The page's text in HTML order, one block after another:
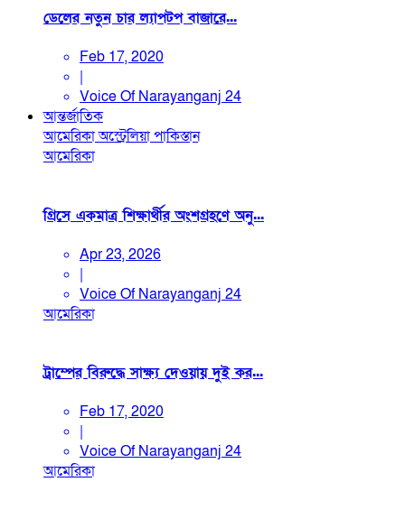
ডেলের নতুন চার ল্যাপটপ বাজারে...
Feb 17, 2020
|
Voice Of Narayanganj 24
আন্তর্জাতিক
আমেরিকাঅস্ট্রেলিয়াপাকিস্তান
আমেরিকা
গ্রিসে একমাত্র শিক্ষার্থীর অংশগ্রহণে অনু...
Apr 23, 2026
|
Voice Of Narayanganj 24
আমেরিকা
ট্রাম্পের বিরুদ্ধে সাক্ষ্য দেওয়ায় দুই কর...
Feb 17, 2020
|
Voice Of Narayanganj 24
আমেরিকা